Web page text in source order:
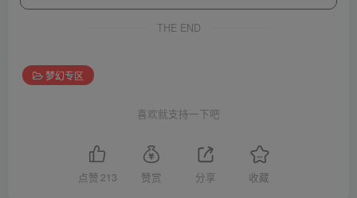
THE END
梦幻专区
喜欢就支持一下吧
点赞 213 赞赏 分享 收藏